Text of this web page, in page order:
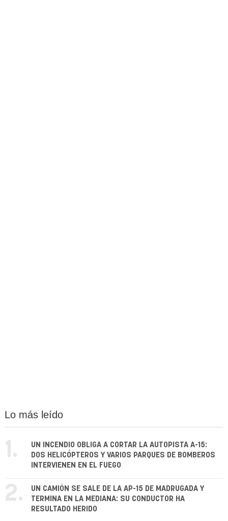
Lo más leído
1.
UN INCENDIO OBLIGA A CORTAR LA AUTOPISTA A-15:
DOS HELICÓPTEROS Y VARIOS PARQUES DE BOMBEROS
INTERVIENEN EN EL FUEGO
2.
UN CAMIÓN SE SALE DE LA AP-15 DE MADRUGADA Y
TERMINA EN LA MEDIANA: SU CONDUCTOR HA
RESULTADO HERIDO